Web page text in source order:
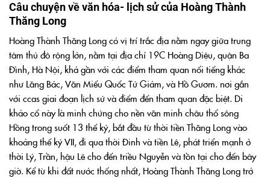
Câu chuyện về văn hóa- lịch sử của Hoàng Thành
Thăng Long
Hoàng Thành Thăng Long có vị trí trắc địa nằm ngay giữa trung
tâm thủ đô rộng lớn, nằm tại địa chỉ 19C Hoàng Diệu, quận Ba
Đình, Hà Nội, khá gần với các điểm tham quan nổi tiếng khác
như Lăng Bác, Văn Miếu Quốc Tử Giám, và Hồ Gươm. nơi gắn
với ccas giai đoạn lịch sử và điểm đến tham quan đặc biệt. Di
khảo cổ này là minh chứng cho nền văn minh châu thổ sông
Hồng trong suốt 13 thế kỷ, bắt đầu từ thời tiền Thăng Long vào
khoảng thế kỷ VII, đi qua thời Đinh và tiền Lê, phát triển mạnh ở
thời Lý, Trần, hậu Lê cho đến triều Nguyễn và tồn tại cho đến bây
giờ. Kể từ khi đất nước thống nhất, Hoàng Thành Thăng Long trở